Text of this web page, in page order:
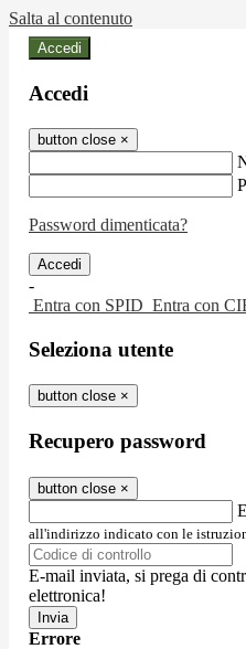
Salta al contenuto
Accedi
Accedi
button close ×
Password dimenticata?
-
Entra con SPID Entra con
Seleziona utente
button close ×
Recupero password
button close ×
all'indirizzo indicato con le
E-mail inviata, si prega di
elettronica!
Errore